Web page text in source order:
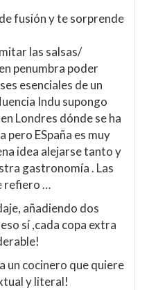
fusión y te sorprende
las salsas/
penumbra poder
esenciales de un
Indu supongo
Londres dónde se ha
pero ESpaña es muy
idea alejarse tanto y
gastronomía . Las
refiero …
añadiendo dos
sí ,cada copa extra
un cocinero que quiere
y literal!